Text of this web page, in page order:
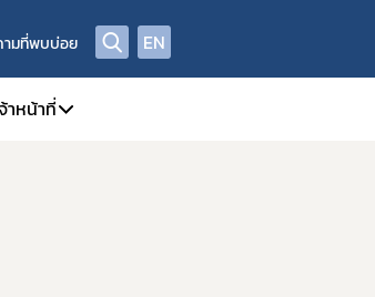
ามที่พบบ่อย EN
าหน้าที่